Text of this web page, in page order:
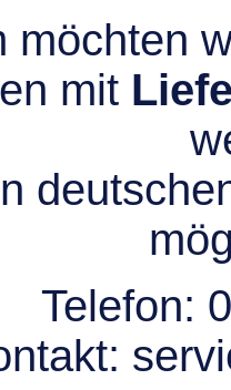
möchten
mit
Telefon: